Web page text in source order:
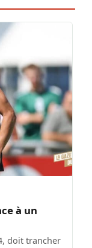
à un
doit trancher